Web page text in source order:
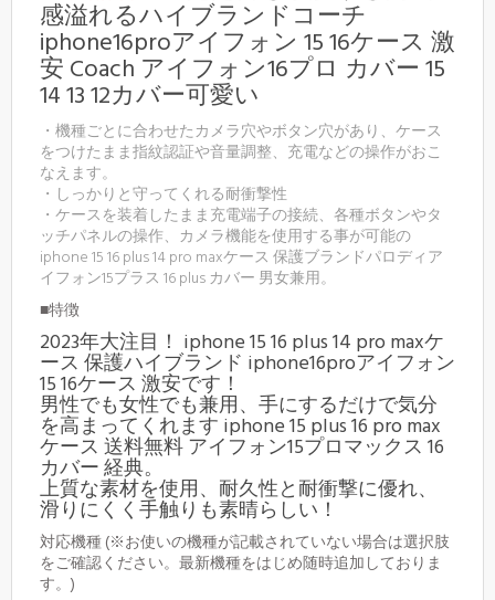
感溢れるハイブランドコーチ
iphone16proアイフォン 15 16ケース 激
安 Coach アイフォン16プロ カバー 15
14 13 12カバー可愛い
・機種ごとに合わせたカメラ穴やボタン穴があり、ケース
をつけたまま指紋認証や音量調整、充電などの操作がおこ
なえます。
・しっかりと守ってくれる耐衝撃性
・ケースを装着したまま充電端子の接続、各種ボタンやタ
ッチパネルの操作、カメラ機能を使用する事が可能の
iphone 15 16 plus 14 pro maxケース 保護ブランドパロディア
イフォン15プラス 16 plus カバー 男女兼用。
■特徴
2023年大注目！ iphone 15 16 plus 14 pro maxケ
ース 保護ハイブランド iphone16proアイフォン
15 16ケース 激安です！
男性でも女性でも兼用、手にするだけで気分
を高まってくれます iphone 15 plus 16 pro max
ケース 送料無料 アイフォン15プロマックス 16
カバー 経典。
上質な素材を使用、耐久性と耐衝撃に優れ、
滑りにくく手触りも素晴らしい！
対応機種 (※お使いの機種が記載されていない場合は選択肢
をご確認ください。最新機種をはじめ随時追加しておりま
す。)